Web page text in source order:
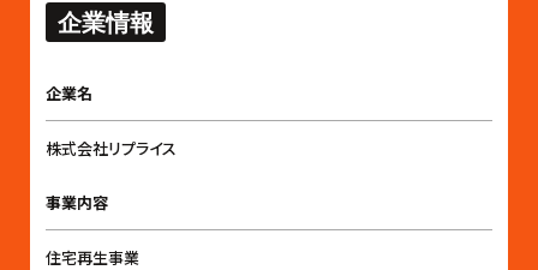
企業情報
企業名
株式会社リプライス
事業内容
住宅再生事業